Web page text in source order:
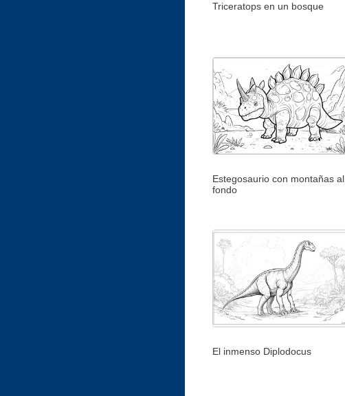
Triceratops en un bosque
Estegosaurio con montañas al
fondo
El inmenso Diplodocus